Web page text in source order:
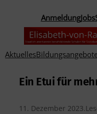
AnmeldungJobs
Aktuelles
Ein Etui für
11. Dezember 2023.